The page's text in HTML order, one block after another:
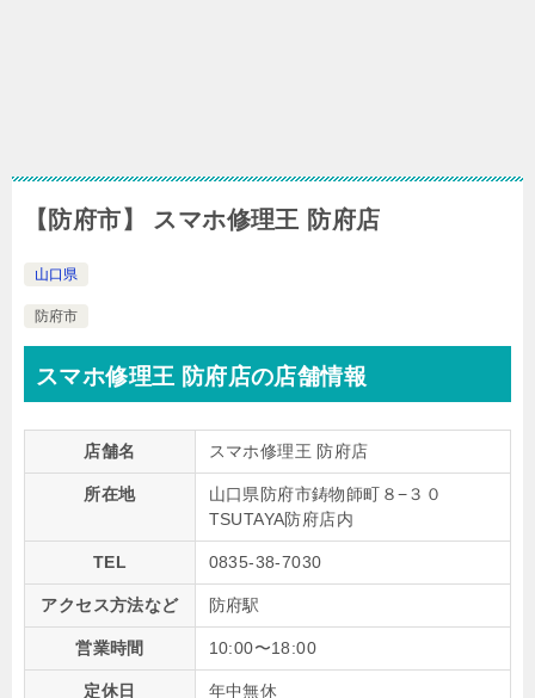
【防府市】 スマホ修理王 防府店
山口県
防府市
スマホ修理王 防府店の店舗情報
店舗名 スマホ修理王 防府店
所在地
山口県防府市鋳物師町８−３０
TSUTAYA防府店内
TEL 0835-38-7030
アクセス方法など 防府駅
営業時間 10:00〜18:00
定休日 年中無休